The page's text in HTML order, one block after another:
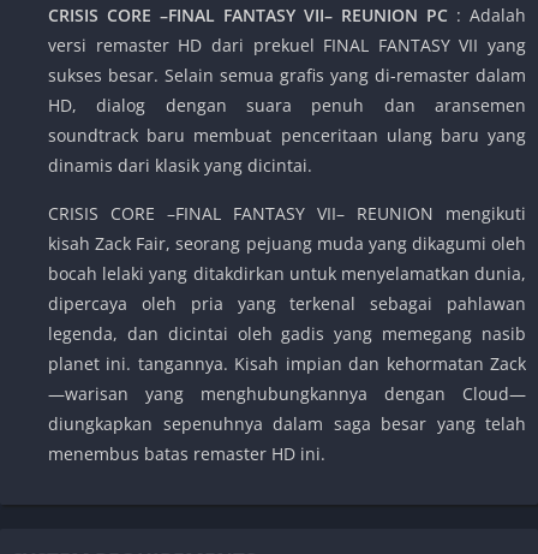
CRISIS CORE –FINAL FANTASY VII– REUNION PC : Adalah
versi remaster HD dari prekuel FINAL FANTASY VII yang
sukses besar. Selain semua grafis yang di-remaster dalam
HD, dialog dengan suara penuh dan aransemen
soundtrack baru membuat penceritaan ulang baru yang
dinamis dari klasik yang dicintai.
CRISIS CORE –FINAL FANTASY VII– REUNION mengikuti
kisah Zack Fair, seorang pejuang muda yang dikagumi oleh
bocah lelaki yang ditakdirkan untuk menyelamatkan dunia,
dipercaya oleh pria yang terkenal sebagai pahlawan
legenda, dan dicintai oleh gadis yang memegang nasib
planet ini. tangannya. Kisah impian dan kehormatan Zack
—warisan yang menghubungkannya dengan Cloud—
diungkapkan sepenuhnya dalam saga besar yang telah
menembus batas remaster HD ini.